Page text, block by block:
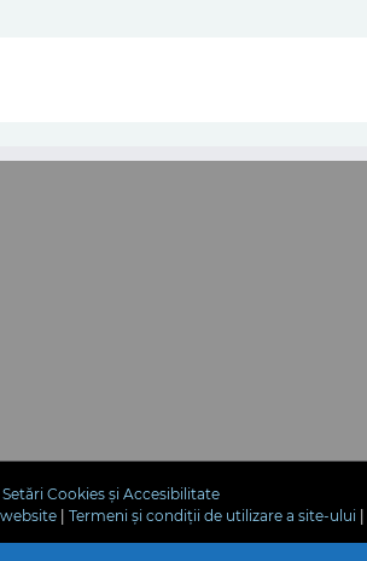
Setări Cookies și Accesibilitate
Termeni și condiții de utilizare a site-ului